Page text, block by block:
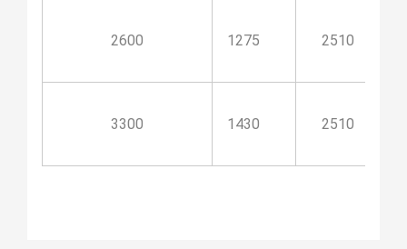
2600 1275 2510
3300 1430 2510